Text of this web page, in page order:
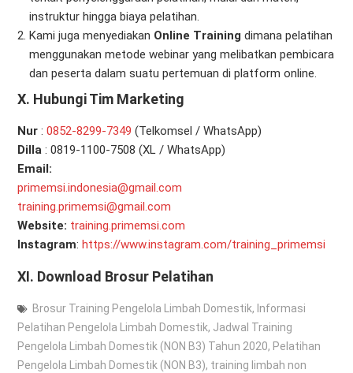
instruktur hingga biaya pelatihan.
Kami juga menyediakan Online Training dimana pelatihan
menggunakan metode webinar yang melibatkan pembicara
dan peserta dalam suatu pertemuan di platform online.
X. Hubungi Tim Marketing
Nur: 0852-8299-7349 (Telkomsel / WhatsApp)
Dilla: 0819-1100-7508 (XL / WhatsApp)
Email:
primemsi.indonesia@gmail.com
training.primemsi@gmail.com
Website: training.primemsi.com
Instagram: https://www.instagram.com/training_primemsi
XI. Download Brosur Pelatihan
Brosur Training Pengelola Limbah Domestik, Informasi
Pelatihan Pengelola Limbah Domestik, Jadwal Training
Pengelola Limbah Domestik (NON B3) Tahun 2020, Pelatihan
Pengelola Limbah Domestik (NON B3), training limbah non